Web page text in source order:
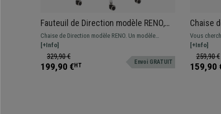
Fauteuil de Direction modèle RENO,
structure métallique, grand dossier,
revêtement cuir, Blanc
Chaise de Direction modèle RENO. Un modèle
fabriqué en structure métallique, son assise et
dossier sont rembourrés et revêtus de cuir
synthétique avec des coutures fines. Ses plus : son
grand dossier et appui-tête intégré.
[+Info]
329,90 €
199,90 €HT Envoi GRATUIT
Chaise
Dossier
robuste,
Vous
prix? Ce
quotidien.
[+Info]
259,90 €
159,90